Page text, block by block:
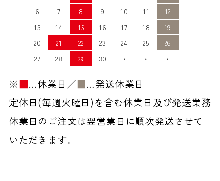
6
7 8 9 10 11
12
13
14 15 16 17 18
19
20
21 22 23 24 25
26
27
28 29 30 ・ ・ ・
※■…休業日／■…発送休業日
定休日(毎週火曜日)を含む休業日及び発送業務
休業日のご注文は翌営業日に順次発送させて
いただきます。